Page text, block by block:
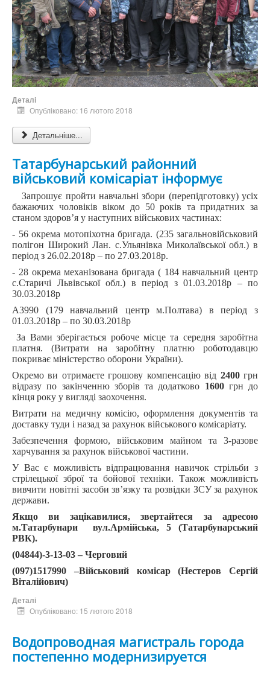
Деталі
Опубліковано: 16 лютого 2018
Детальніше...
Татарбунарський районний
військовий комісаріат інформує
Запрошує пройти навчальні збори (перепідготовку) усіх
бажаючих чоловіків віком до 50 років та придатних за
станом здоров’я у наступних військових частинах:
- 56 окрема мотопіхотна бригада. (235 загальновійськовий
полігон Широкий Лан. с.Ульянівка Миколаївської обл.) в
період з 26.02.2018р – по 27.03.2018р.
- 28 окрема механізована бригада ( 184 навчальний центр
с.Старичі Львівської обл.) в період з 01.03.2018р – по
30.03.2018р
А3990 (179 навчальний центр м.Полтава) в період з
01.03.2018р – по 30.03.2018р
За Вами зберігається робоче місце та середня заробітна
платня. (Витрати на заробітну платню роботодавцю
покриває міністерство оборони України).
Окремо ви отримаєте грошову компенсацію від 2400грн
відразу по закінченню зборів та додатково 1600грн до
кінця року у вигляді заохочення.
Витрати на медичну комісію, оформлення документів та
доставку туди і назад за рахунок військового комісаріату.
Забезпечення формою, військовим майном та 3-разове
харчування за рахунок військової частини.
У Вас є можливість відпрацювання навичок стрільби з
стрілецької зброї та бойової техніки. Також можливість
вивчити новітні засоби зв’язку та розвідки ЗСУ за рахунок
держави.
Якщо ви зацікавилися, звертайтеся за адресою
м.Татарбунари вул.Армійська, 5 (Татарбунарський
РВК).
(04844)-3-13-03 – Черговий
(097)1517990 –Військовий комісар (Нестеров Сергій
Віталійович)
Деталі
Опубліковано: 15 лютого 2018
Водопроводная магистраль города
постепенно модернизируется